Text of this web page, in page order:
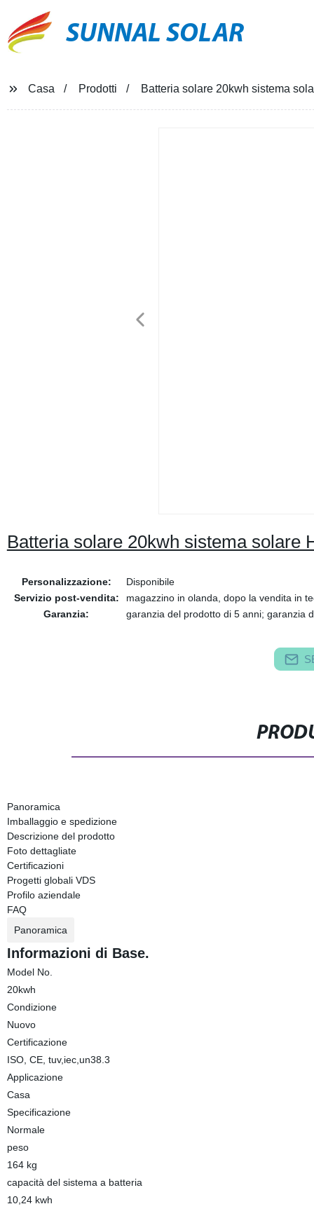
SUNNAL SOLAR
Casa Prodotti Batteria solare 20kwh sistema
Batteria solare 20kwh sistema solare
Personalizzazione:
Disponibile
Servizio post-vendita:
magazzino in olanda, dopo la vendita in
Garanzia:
garanzia del prodotto di 5 anni; garanzia
Panoramica
Imballaggio e spedizione
Descrizione del prodotto
Foto dettagliate
Certificazioni
Progetti globali VDS
Profilo aziendale
FAQ
Panoramica
Informazioni di Base.
Model No.
20kwh
Condizione
Nuovo
Certificazione
ISO, CE, tuv,iec,un38.3
Applicazione
Casa
Specificazione
Normale
peso
164 kg
capacità del sistema a batteria
10,24 kwh